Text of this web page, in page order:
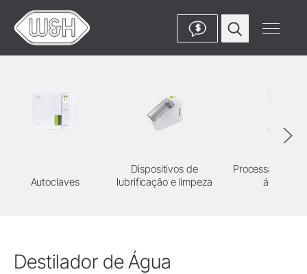
$
Autoclaves
Dispositivos de
lubrificação e limpeza
Processamento
água
Destilador de Água